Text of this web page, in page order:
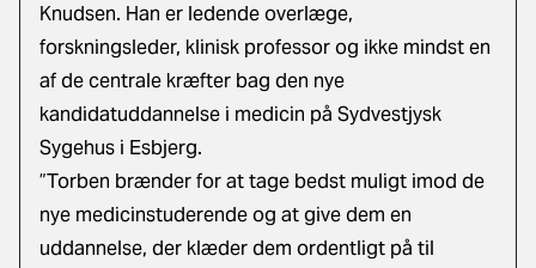
Knudsen. Han er ledende overlæge,
forskningsleder, klinisk professor og ikke mindst en
af de centrale kræfter bag den nye
kandidatuddannelse i medicin på Sydvestjysk
Sygehus i Esbjerg.
”Torben brænder for at tage bedst muligt imod de
nye medicinstuderende og at give dem en
uddannelse, der klæder dem ordentligt på til